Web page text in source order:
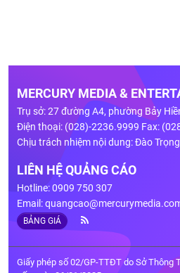
MERCURY MEDIA &
Trụ sở: 27 đường A4, phường Bảy
Điện thoại: (028)-2236.9999 Fax:
Chịu trách nhiệm nội dung: Đào
LIÊN HỆ QUẢNG CÁO
Hotline: 0909 750 307
Email:
BẢNG GIÁ
Giấy phép số 02/GP-TTĐT do Sở Thông